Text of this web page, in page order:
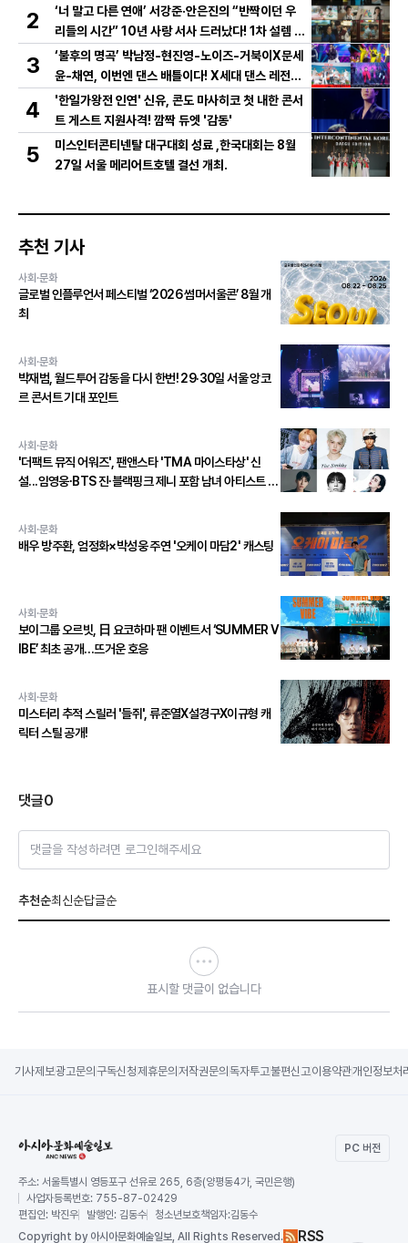
2
‘너 말고 다른 연애’ 서강준·안은진의 “반짝이던 우
리들의 시간” 10년 사랑 서사 드러났다! 1차 설렘 티
저 영상 공개!
3
‘불후의 명곡’ 박남정-현진영-노이즈-거북이X문세
윤-채연, 이번엔 댄스 배틀이다! X세대 댄스 레전드
총출동! 댄스 본능 깨운다!
4
'한일가왕전 인연' 신유, 콘도 마사히코 첫 내한 콘서
트 게스트 지원사격! 깜짝 듀엣 '감동'
5
미스인터콘티넨탈 대구대회 성료 ,한국대회는 8월
27일 서울 메리어트호텔 결선 개최.
추천 기사
사회·문화
글로벌 인플루언서 페스티벌 ‘2026 썸머서울콘’ 8월 개
최
사회·문화
박재범, 월드투어 감동을 다시 한번! 29·30일 서울 앙코
르 콘서트 기대 포인트
사회·문화
'더팩트 뮤직 어워즈', 팬앤스타 'TMA 마이스타상' 신
설...임영웅∙BTS 진∙블랙핑크 제니 포함 남녀 아티스트 상
사회·문화
배우 방주환, 엄정화×박성웅 주연 '오케이 마담2' 캐스팅
사회·문화
보이그룹 오르빗, 日 요코하마 팬 이벤트서 ‘SUMMER V
IBE’ 최초 공개…뜨거운 호응
사회·문화
미스터리 추적 스릴러 '들쥐', 류준열X설경구X이규형 캐
릭터 스틸 공개!
댓글0
댓글을 작성하려면 로그인해주세요
추천순최신순답글순
표시할 댓글이 없습니다
기사제보광고문의 구독신청제휴문의 저작권문의 독자투고불편신고이용약관개인정보처
PC 버전
주소: 서울특별시 영등포구 선유로 265, 6층(양평동4가, 국민은행)
사업자등록번호: 755-87-02429
편집인: 박진우 발행인: 김동수 청소년보호책임자:김동수
Copyright by 아시아문화예술일보, All Rights Reserved. RSS